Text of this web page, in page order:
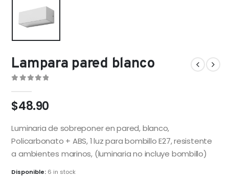
Lampara pared blanco
$48.90
Luminaria de sobreponer en pared, blanco,
Policarbonato + ABS, 1 luz para bombillo E27, resistente
a ambientes marinos, (luminaria no incluye bombillo)
Disponible: 6 in stock